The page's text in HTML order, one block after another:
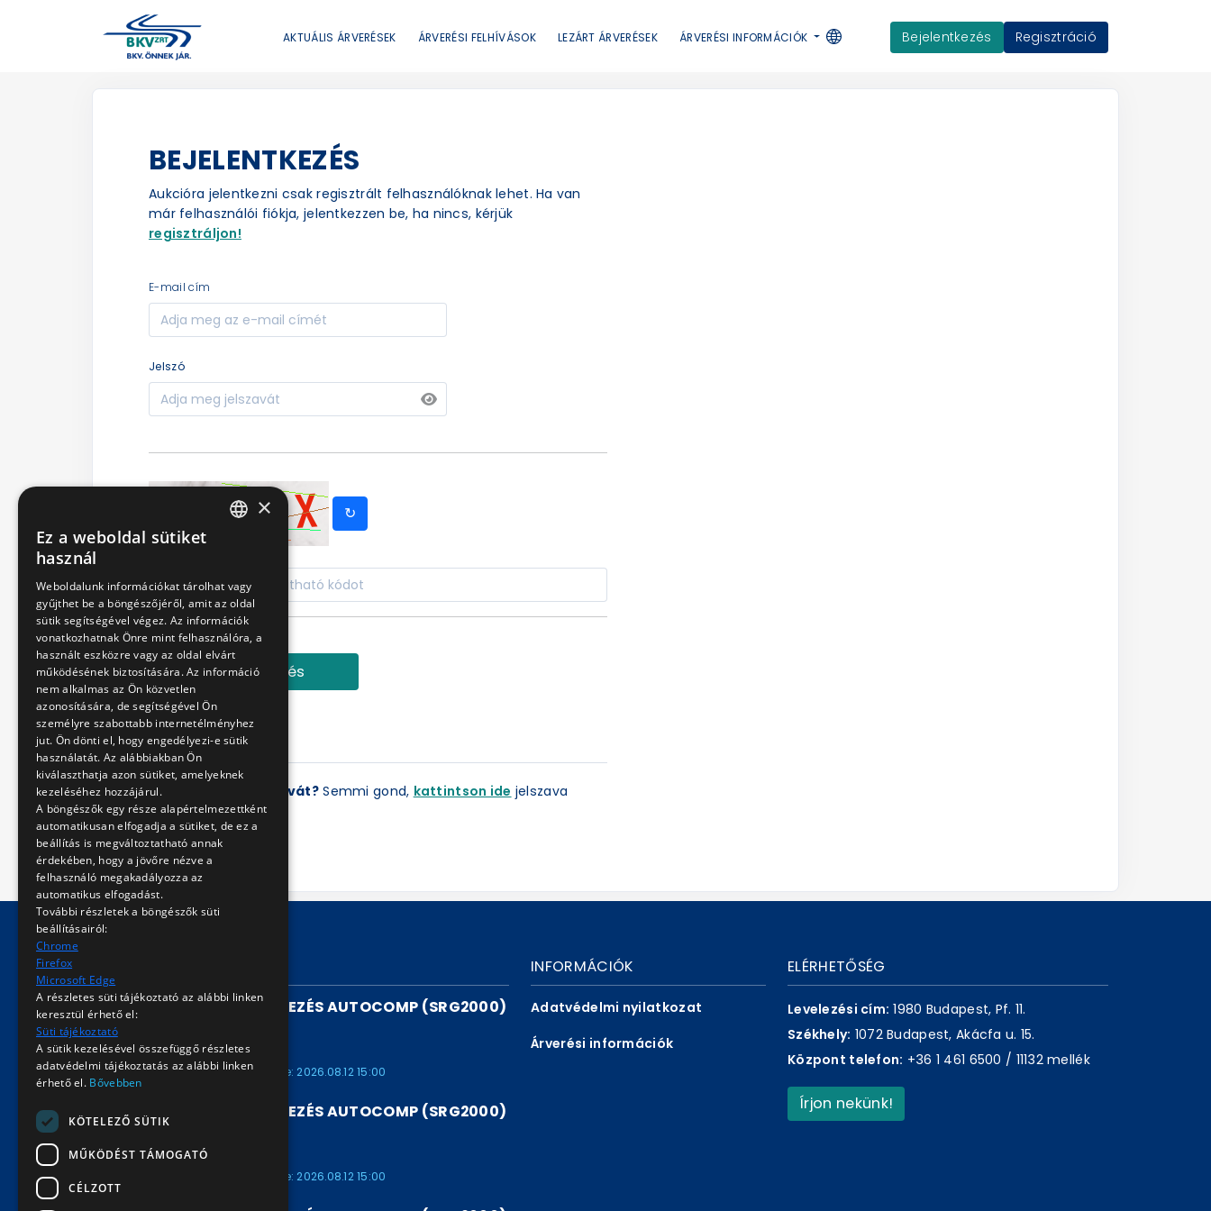
AKTUÁLIS ÁRVERÉSEK ÁRVERÉSI FELHÍVÁSOK LEZÁRT ÁRVERÉSEK ÁRVERÉSI INFORMÁCIÓK Bejelentkezés Regisztráció
BEJELENTKEZÉS
Aukcióra jelentkezni csak regisztrált felhasználóknak lehet. Ha van
már felhasználói fiókja, jelentkezzen be, ha nincs, kérjük
regisztráljon!
e-mail cím
jelszó
↻
Bejelentkezés
Elfelejtette a jelszavát? Semmi gond, kattintson ide jelszava
helyreállításához.
UTASSZÁMLÁLÓ BERENDEZÉS AUTOCOMP (SRG2000)
/ARV2026901658
ARV2026901658
Kezdete: 2026.07.30 15:00
Vége: 2026.08.12 15:00
UTASSZÁMLÁLÓ BERENDEZÉS AUTOCOMP (SRG2000)
ARV2026901657
Vége: 2026.08.12 15:00
INFORMÁCIÓK
Adatvédelmi nyilatkozat
Árverési információk
ELÉRHETŐSÉG
Levelezési cím: 1980 Budapest, Pf. 11.
Székhely: 1072 Budapest, Akácfa u. 15.
Központ telefon: +36 1 461 6500 / 11132 mellék
Írjon nekünk!
×
Ez a weboldal sütiket
használ
Weboldalunk információkat tárolhat vagy
gyűjthet be a böngészőjéről, amit az oldal
sütik segítségével végez. Az információk
vonatkozhatnak Önre mint felhasználóra, a
használt eszközre vagy az oldal elvárt
működésének biztosítására. Az információ
nem alkalmas az Ön közvetlen
azonosítására, de segítségével Ön
személyre szabottabb internetélményhez
jut. Ön dönti el, hogy engedélyezi-e sütik
használatát. Az alábbiakban Ön
kiválaszthatja azon sütiket, amelyeknek
kezeléséhez hozzájárul.
A böngészők egy része alapértelmezettként
automatikusan elfogadja a sütiket, de ez a
beállítás is megváltoztatható annak
érdekében, hogy a jövőre nézve a
felhasználó megakadályozza az
automatikus elfogadást.
További részletek a böngészők süti
beállításairól:
Chrome
Firefox
Microsoft Edge
A részletes süti tájékoztató az alábbi linken
keresztül érhető el:
Süti tájékoztató
A sütik kezelésével összefüggő részletes
adatvédelmi tájékoztatás az alábbi linken
érhető el. Bővebben
KÖTELEZŐ SÜTIK
MŰKÖDÉST TÁMOGATÓ
CÉLZOTT